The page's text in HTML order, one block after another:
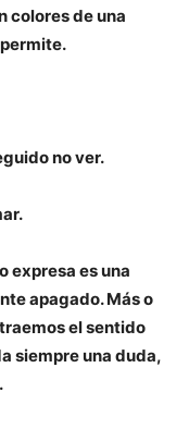
colores de una
no ver.
expresa es una
apagado. Más o
el sentido
siempre una duda,